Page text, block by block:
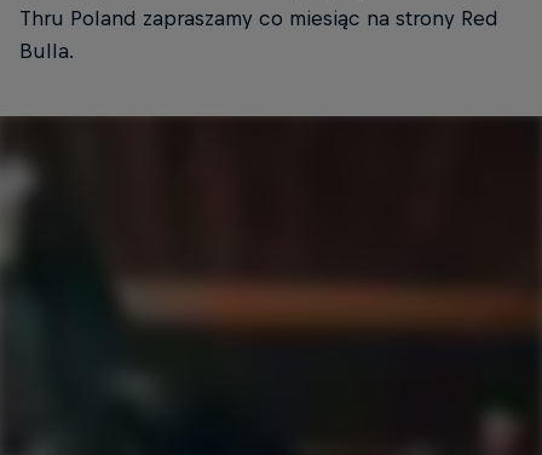
Thru Poland zapraszamy co miesiąc na strony Red
Bulla.